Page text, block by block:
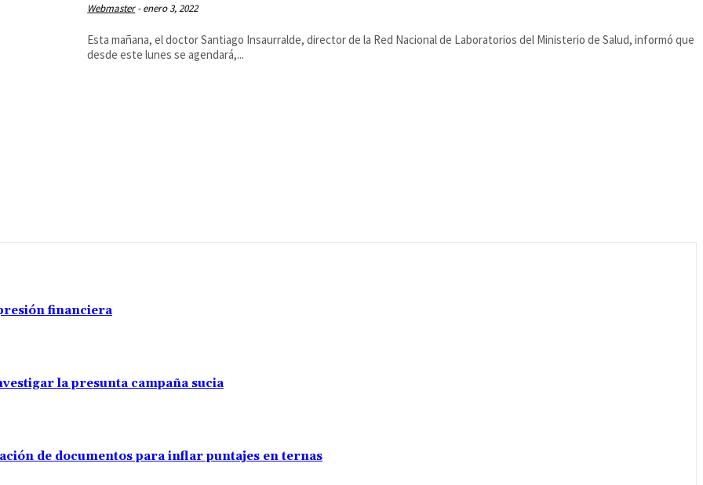
Webmaster - enero 3, 2022
Esta mañana, el doctor Santiago Insaurralde, director de la Red Nacional de Laboratorios del Ministerio de Salud, informó que
desde este lunes se agendará,...
financiera
la presunta campaña sucia
de documentos para inflar puntajes en ternas